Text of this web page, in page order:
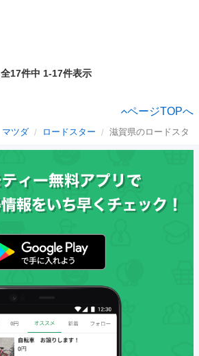
全17件中 1-17件表示
ページTOPへ
マツダ ロードスター 滋賀県のロードスター